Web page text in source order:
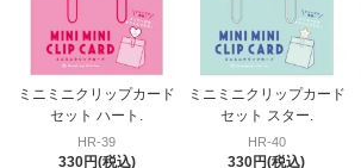
ミニミニクリップカード
セット ハート.
HR-39
330円(税込)
ミニミニクリップカード
セット スター.
HR-40
330円(税込)